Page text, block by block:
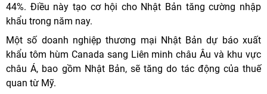
44%. Điều này tạo cơ hội cho Nhật Bản tăng cường nhập
khẩu trong năm nay.
Một số doanh nghiệp thương mại Nhật Bản dự báo xuất
khẩu tôm hùm Canada sang Liên minh châu Âu và khu vực
châu Á, bao gồm Nhật Bản, sẽ tăng do tác động của thuế
quan từ Mỹ.